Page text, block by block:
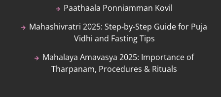
Paathaala Ponniamman Kovil
Mahashivratri 2025: Step-by-Step Guide for Puja
Vidhi and Fasting Tips
Mahalaya Amavasya 2025: Importance of
Tharpanam, Procedures & Rituals